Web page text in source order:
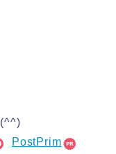
PostPrim